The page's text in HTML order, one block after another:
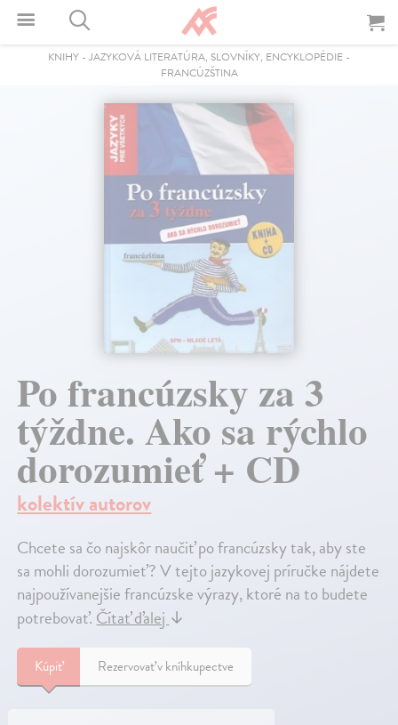
KNIHY - JAZYKOVÁ LITERATÚRA, SLOVNÍKY, ENCYKLOPÉDIE -
FRANCÚZŠTINA
Po francúzsky za 3
týždne. Ako sa rýchlo
dorozumieť + CD
kolektív autorov
Chcete sa čo najskôr naučiť po francúzsky tak, aby ste
sa mohli dorozumieť? V tejto jazykovej príručke nájdete
najpoužívanejšie francúzske výrazy, ktoré na to budete
potrebovať.Čítať ďalej↓
Kúpiť Rezervovať v kníhkupectve